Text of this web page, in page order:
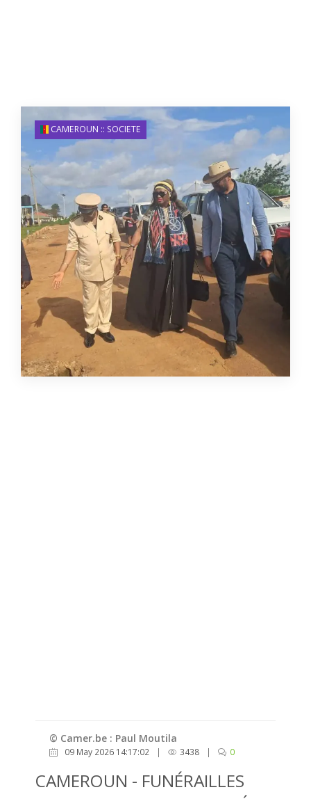
CAMEROUN :: SOCIETE
© Camer.be : Paul Moutila
09 May 2026 14:17:02 | 3438 | 0
CAMEROUN - FUNÉRAILLES